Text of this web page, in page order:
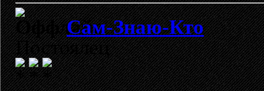
Сам-Знаю-Кто
Постоялец